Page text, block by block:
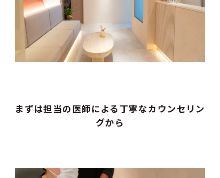
まずは担当の医師による丁寧なカウンセリン
グから